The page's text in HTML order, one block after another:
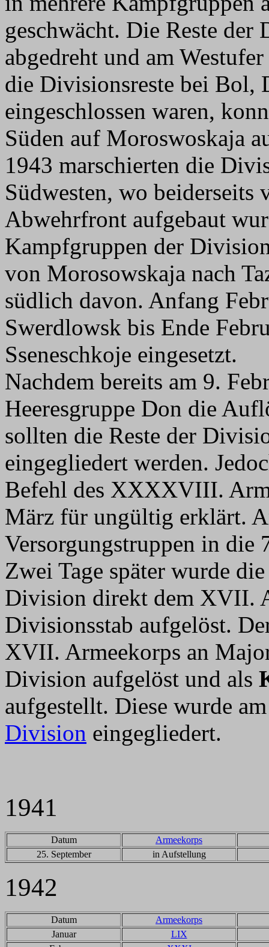
geschwächt. Die Reste
abgedreht und am
die Divisionsreste bei Bol,
eingeschlossen waren,
Süden auf Moroswoskaja
1943 marschierten die
Südwesten, wo beiderseits
Abwehrfront aufgebaut
Kampfgruppen der
von Morosowskaja nach
südlich davon. Anfang
Swerdlowsk bis Ende
Sseneschkoje eingesetzt.
Nachdem bereits am 9.
Heeresgruppe Don die
sollten die Reste der
eingegliedert werden.
Befehl des XXXXVIII.
März für ungültig erklärt.
Versorgungstruppen in
Zwei Tage später wurde
Division direkt dem XVII.
Divisionsstab aufgelöst.
XVII. Armeekorps an
Division aufgelöst und als
aufgestellt. Diese wurde
Division eingegliedert.
1941
Datum
Armeekorps
25. September
in Aufstellung
1942
Datum
Armeekorps
Januar
LIX